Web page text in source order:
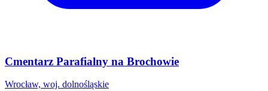
Cmentarz Parafialny na Brochowie
Wrocław, woj. dolnośląskie